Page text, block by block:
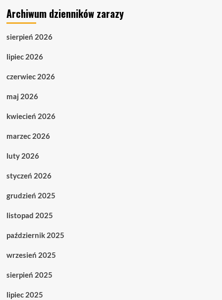
Archiwum dzienników zarazy
sierpień 2026
lipiec 2026
czerwiec 2026
maj 2026
kwiecień 2026
marzec 2026
luty 2026
styczeń 2026
grudzień 2025
listopad 2025
październik 2025
wrzesień 2025
sierpień 2025
lipiec 2025